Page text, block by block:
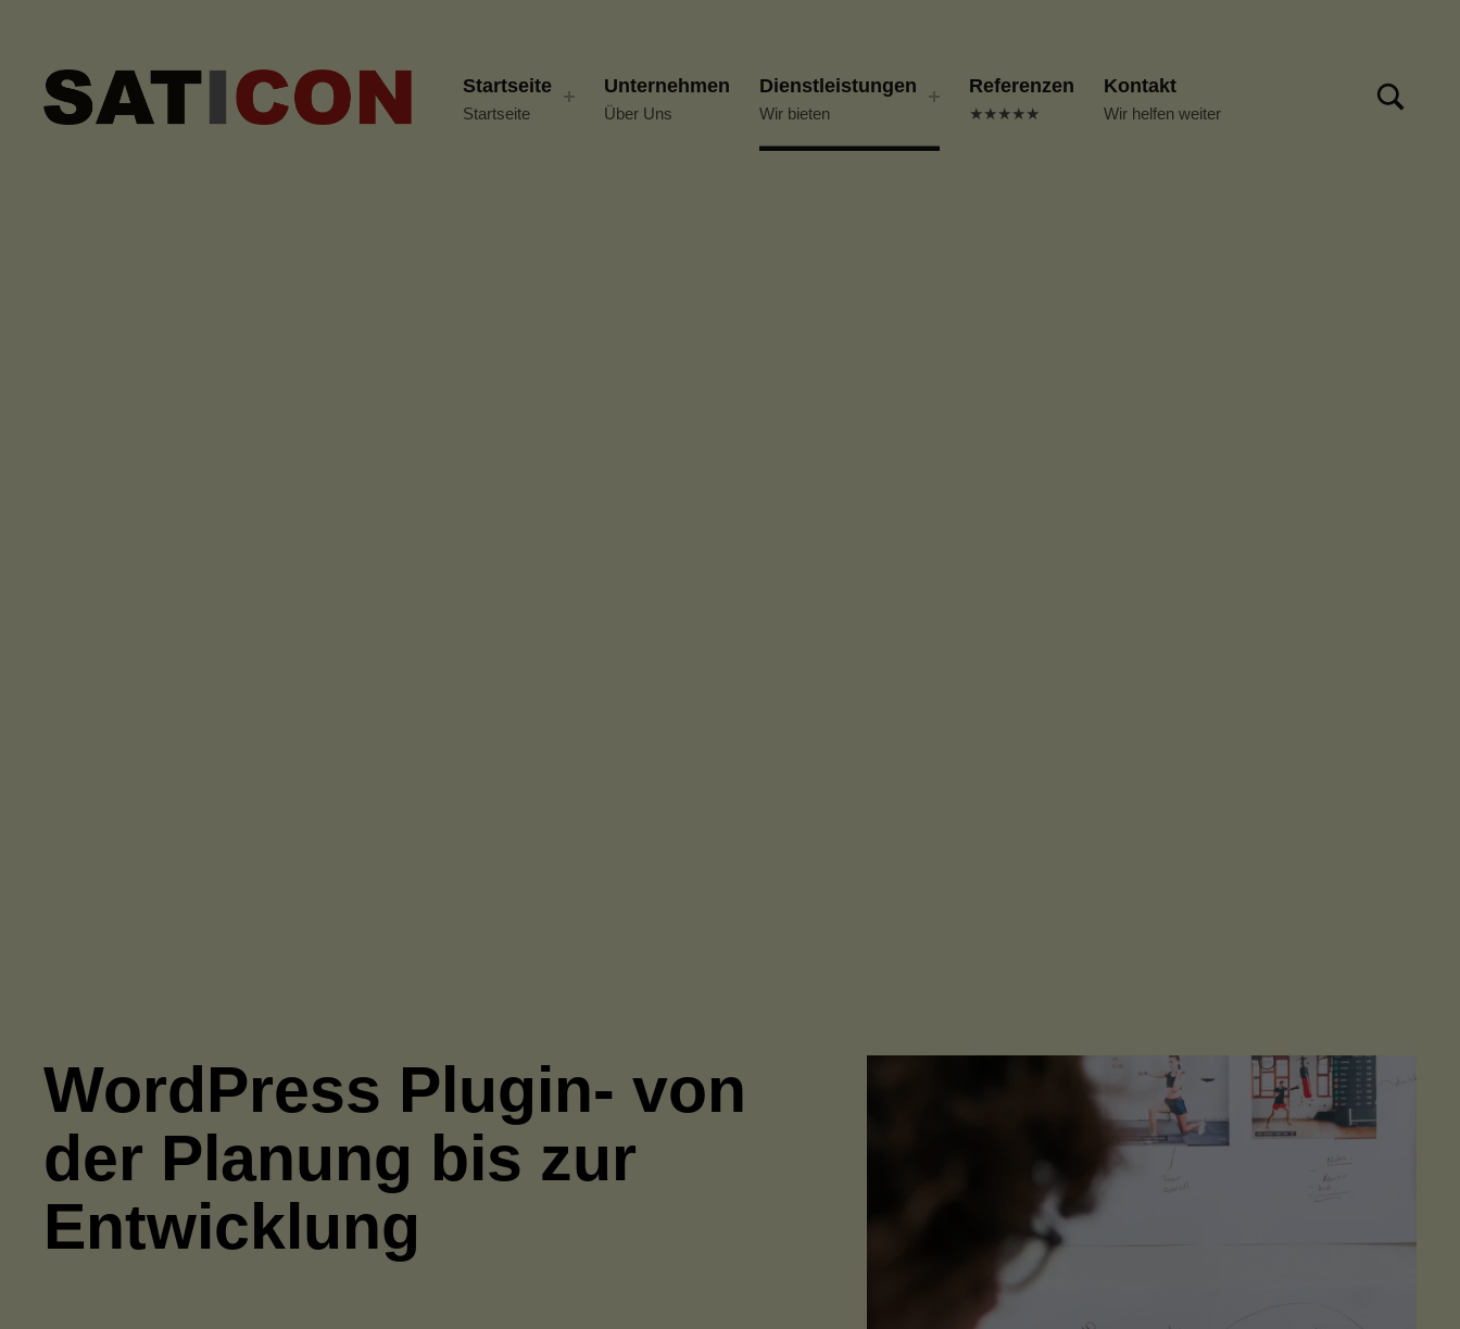
Startseite
Startseite
Unternehmen
Über Uns
Dienstleistungen
Wir bieten
Referenzen
★★★★★
Kontakt
Wir helfen weiter
WordPress Plugin- von
der Planung bis zur
Entwicklung